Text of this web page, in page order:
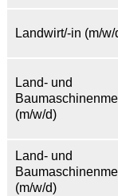
Landwirt/-in (m/w/
Land- und
(m/w/d)
Land- und
(m/w/d)